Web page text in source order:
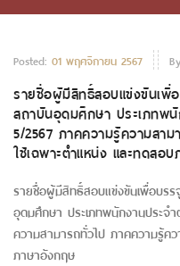
Posted: 01 พฤศจิกายน 2567
รายชื่อผู้มีสิทธิ์สอบแข่งขันเพื่
สถาบันอุดมศึกษา ประเภทพ
5/2567 ภาคความรู้ความสา
ใช้เฉพาะตำแหน่ง และทดสอ
รายชื่อผู้มีสิทธิ์สอบแข่งขันเพื่อบรร
อุดมศึกษา ประเภทพนักงานประ
ความสามารถทั่วไป ภาคความรู้ค
ภาษาอังกฤษ